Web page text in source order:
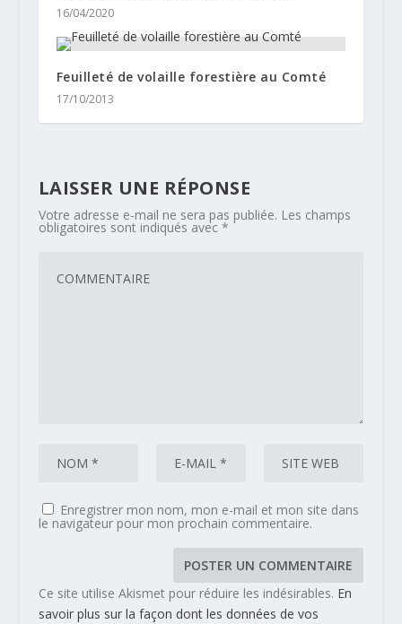
16/04/2020
Feuilleté de volaille forestière au Comté
17/10/2013
LAISSER UNE RÉPONSE
Votre adresse e-mail ne sera pas publiée. Les champs
obligatoires sont indiqués avec *
Enregistrer mon nom, mon e-mail et mon site dans
le navigateur pour mon prochain commentaire.
Ce site utilise Akismet pour réduire les indésirables. En
savoir plus sur la façon dont les données de vos